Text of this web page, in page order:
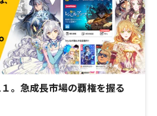
。急成長市場の覇権を握る